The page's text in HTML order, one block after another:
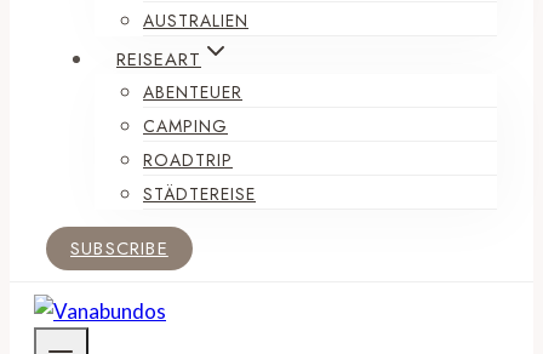
AUSTRALIEN
REISEART
ABENTEUER
CAMPING
ROADTRIP
STÄDTEREISE
SUBSCRIBE